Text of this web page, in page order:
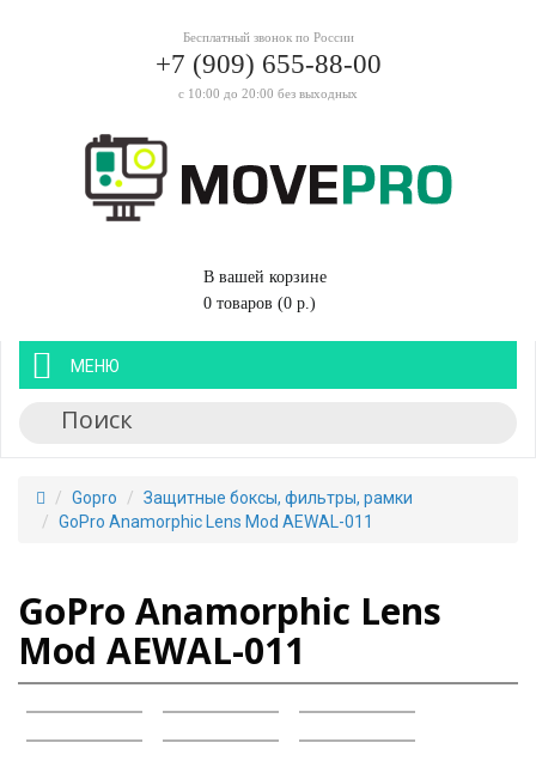
Бесплатный звонок по России
+7 (909) 655-88-00
с 10:00 до 20:00 без выходных
В вашей корзине
0 товаров (0 р.)
МЕНЮ
Gopro
Защитные боксы, фильтры, рамки
GoPro Anamorphic Lens Mod AEWAL-011
GoPro Anamorphic Lens
Mod AEWAL-011